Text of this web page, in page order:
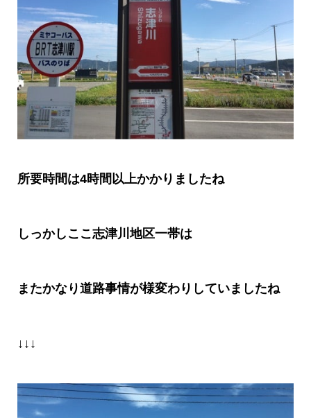
所要時間は4時間以上かかりましたね
しっかしここ志津川地区一帯は
またかなり道路事情が様変わりしていましたね
↓↓↓